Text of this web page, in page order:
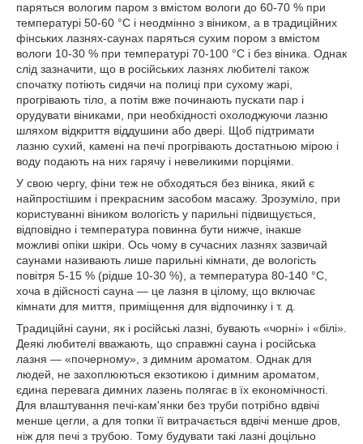
паряться вологим паром з вмістом вологи до 60-70 % при
температурі 50-60 °С і неодмінно з віником, а в традиційних
фінських лазнях-саунах паряться сухим пором з вмістом
вологи 10-30 % при температурі 70-100 °С і без віника. Однак
слід зазначити, що в російських лазнях любителі також
спочатку потіють сидячи на полиці при сухому жарі,
прогрівають тіло, а потім вже починають пускати пар і
орудувати віниками, при необхідності охолоджуючи лазню
шляхом відкриття віддушини або двері. Щоб підтримати
лазню сухий, камені на печі прогрівають достатньою мірою і
воду подають на них гарячу і невеликими порціями.
У свою чергу, фіни теж не обходяться без віника, який є
найпростішим і прекрасним засобом масажу. Зрозуміло, при
користуванні віником вологість у парильні підвищується,
відповідно і температура повинна бути нижче, інакше
можливі опіки шкіри. Ось чому в сучасних лазнях зазвичай
саунами називають лише парильні кімнати, де вологість
повітря 5-15 % (рідше 10-30 %), а температура 80-140 °С,
хоча в дійсності сауна — це лазня в цілому, що включає
кімнати для миття, приміщення для відпочинку і т. д.
Традиційні сауни, як і російські лазні, бувають «чорні» і «білі».
Деякі любителі вважають, що справжні сауна і російська
лазня — «почерному», з димним ароматом. Однак для
людей, не захоплюються екзотикою і димним ароматом,
єдина перевага димних лазень полягає в їх економічності.
Для влаштування печі-кам'янки без труби потрібно вдвічі
менше цегли, а для топки її витрачається вдвічі менше дров,
ніж для печі з трубою. Тому будувати такі лазні доцільно